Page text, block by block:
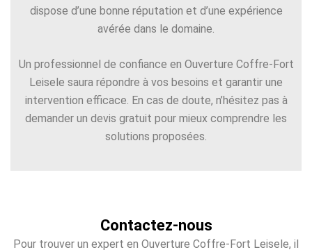
dispose d’une bonne réputation et d’une expérience
avérée dans le domaine.
Un professionnel de confiance en Ouverture Coffre-Fort
Leisele saura répondre à vos besoins et garantir une
intervention efficace. En cas de doute, n’hésitez pas à
demander un devis gratuit pour mieux comprendre les
solutions proposées.
Contactez-nous
Pour trouver un expert en Ouverture Coffre-Fort Leisele, il